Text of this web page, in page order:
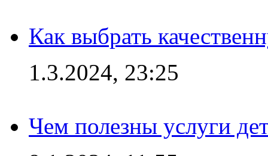
Как выбрать
1.3.2024, 23:25
Чем полезны услуги